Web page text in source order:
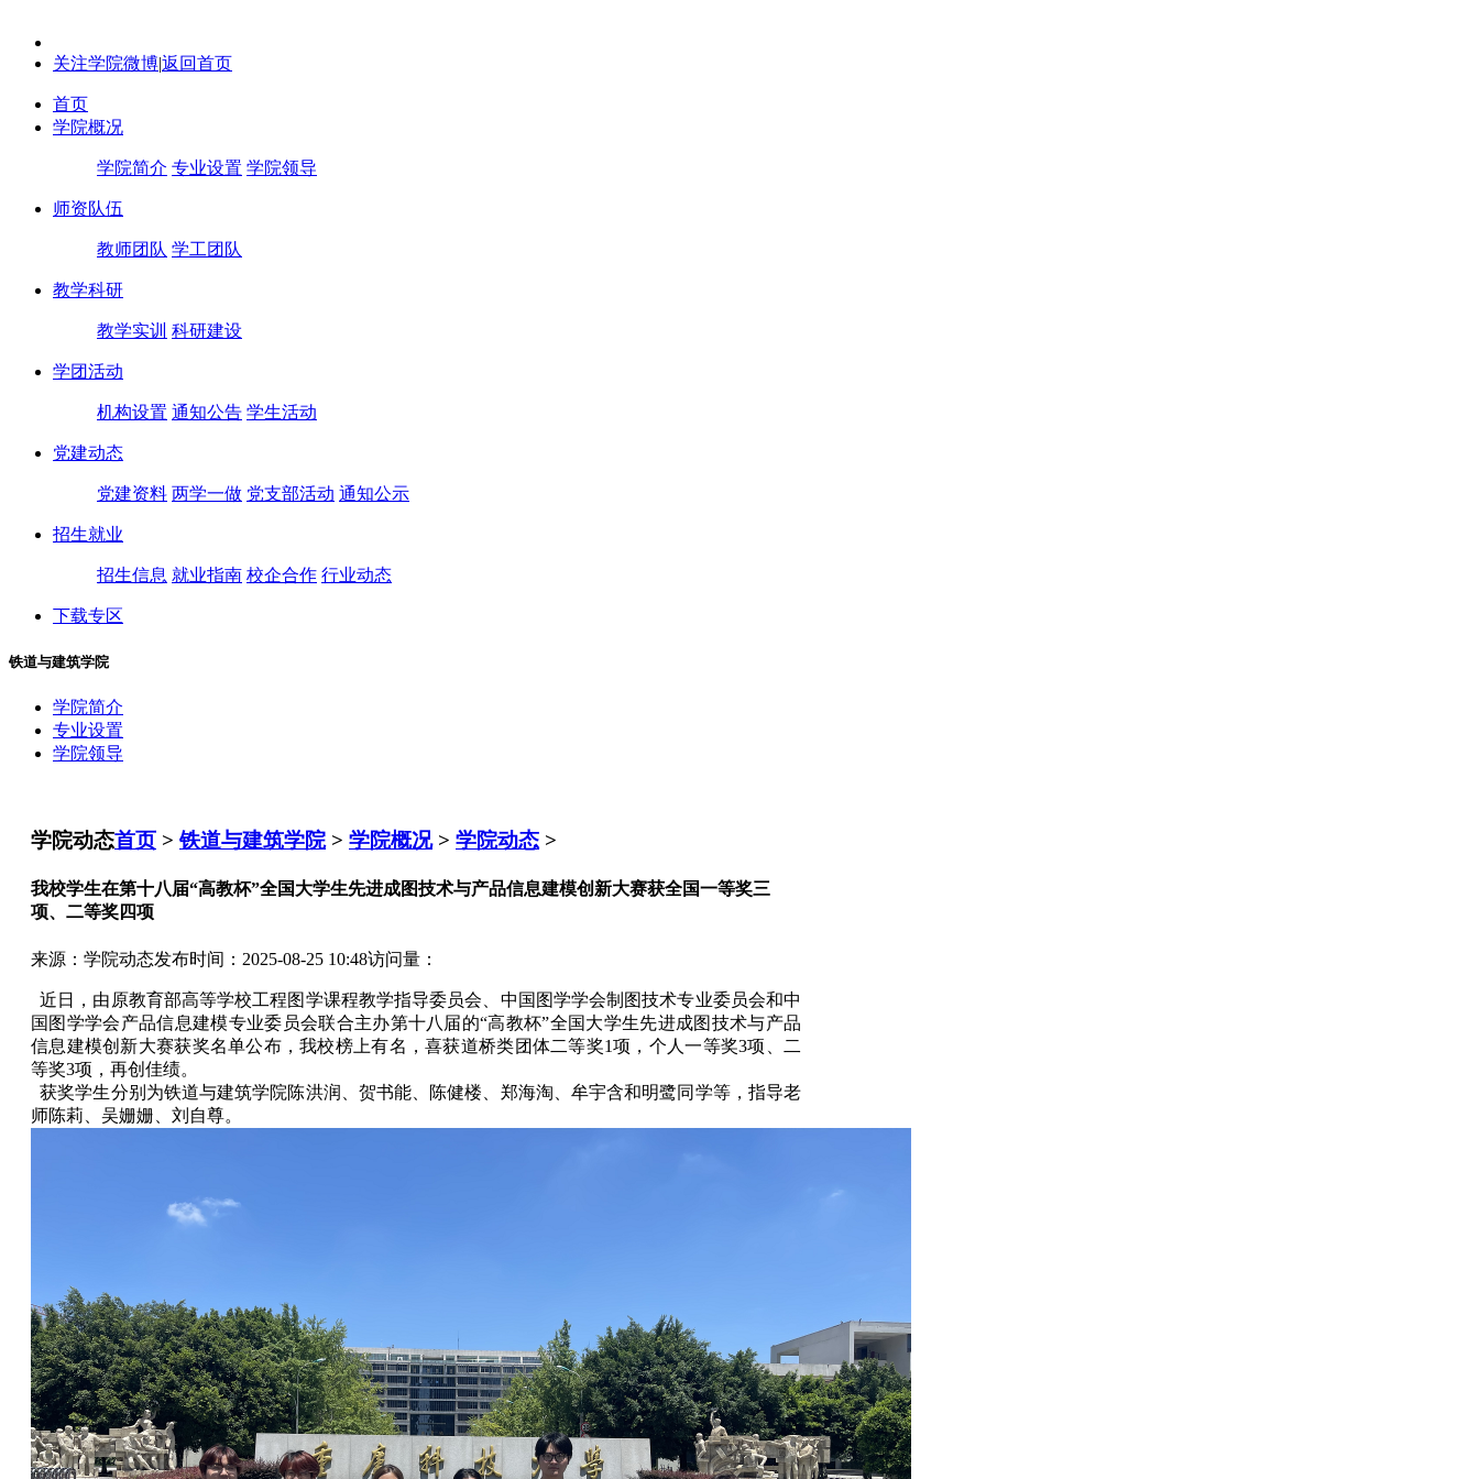
关注学院微博|返回首页
首页
学院概况
学院简介 专业设置 学院领导
师资队伍
教师团队 学工团队
教学科研
教学实训 科研建设
学团活动
机构设置 通知公告 学生活动
党建动态
党建资料 两学一做 党支部活动 通知公示
招生就业
招生信息 就业指南 校企合作 行业动态
下载专区
铁道与建筑学院
学院简介
专业设置
学院领导
学院动态首页 >铁道与建筑学院> 学院概况> 学院动态 >
我校学生在第十八届“高教杯”全国大学生先进成图技术与产品信息建模创新大赛获全国一等奖三
项、二等奖四项
来源：学院动态发布时间：2025-08-25 10:48访问量：
近日，由原教育部高等学校工程图学课程教学指导委员会、中国图学学会制图技术专业委员会和中
国图学学会产品信息建模专业委员会联合主办第十八届的“高教杯”全国大学生先进成图技术与产品
信息建模创新大赛获奖名单公布，我校榜上有名，喜获道桥类团体二等奖1项，个人一等奖3项、二
等奖3项，再创佳绩。
获奖学生分别为铁道与建筑学院陈洪润、贺书能、陈健楼、郑海淘、牟宇含和明鹭同学等，指导老
师陈莉、吴姗姗、刘自尊。